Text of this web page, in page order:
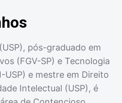
pós-graduado em
(FGV-SP) e Tecnologia
USP) e mestre em Direito
Intelectual (USP), é